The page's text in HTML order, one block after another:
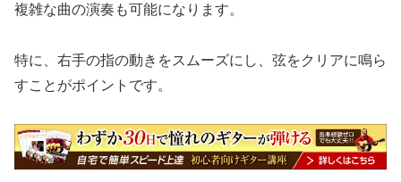
複雑な曲の演奏も可能になります。
特に、右手の指の動きをスムーズにし、弦をクリアに鳴ら
すことがポイントです。